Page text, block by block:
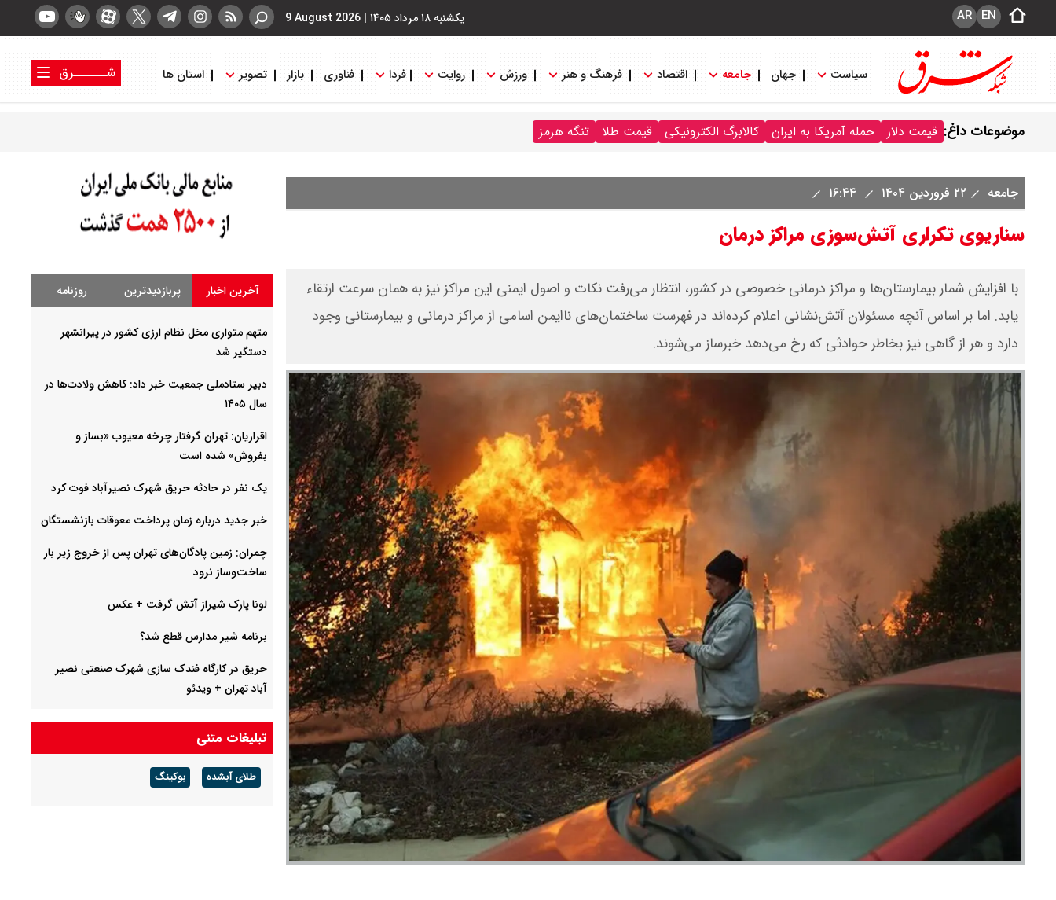
یکشنبه ۱۸ مرداد ۱۴۰۵ |
9 August 2026 EN
AR
سیاست جهان جامعه اقتصاد فرهنگ و هنر ورزش روایت فردا فناوری بازار تصویر استان ها
شــــــرق
موضوعات داغ: قیمت دلار حمله آمریکا به ایران کالابرگ الکترونیکی قیمت طلا تنگه هرمز
جامعه ۲۲ فروردین ۱۴۰۴
سناریوی تکراری آتش‌سوزی مراکز درمان
با افزایش شمار بیمارستان‌ها و مراکز درمانی خصوصی در کشور، انتظار می‌رفت نکات و اصول ایمنی این مراکز نیز به همان سرعت ارتقاء
یابد. اما بر اساس آنچه مسئولان آتش‌نشانی اعلام کرده‌اند در فهرست ساختمان‌های ناایمن اسامی از مراکز درمانی و بیمارستانی وجود
دارد و هر از گاهی نیز بخاطر حوادثی که رخ می‌دهد خبرساز می‌شوند.
آخرین اخبار پربازدیدترین روزنامه
متهم متواری مخل نظام ارزی کشور در پیرانشهر
دستگیر شد
دبیر ستادملی جمعیت خبر داد: کاهش ولادت‌ها در
سال ۱۴۰۵
اقراریان: تهران گرفتار چرخه معیوب «بساز و
بفروش» شده است
یک نفر در حادثه حریق شهرک نصیرآباد فوت کرد
خبر جدید درباره زمان پرداخت معوقات بازنشستگان
چمران: زمین پادگان‌های تهران پس از خروج زیر بار
ساخت‌وساز نرود
لونا پارک شیراز آتش گرفت + عکس
برنامه شیر مدارس قطع شد؟
حریق در کارگاه فندک سازی شهرک صنعتی نصیر
آباد تهران + ویدئو
جزئیات جدید از قتل حمیدرضا رجب‌زاده از زبان
معاون امنیتی وزیر کشور + ویدئو
تبلیغات متنی
طلای آبشده بوکینگ